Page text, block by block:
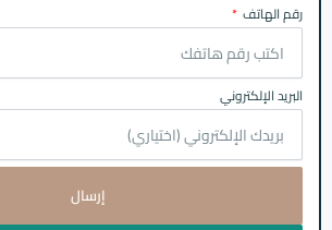
رقم الهاتف
البريد الإلكتروني
إرسال